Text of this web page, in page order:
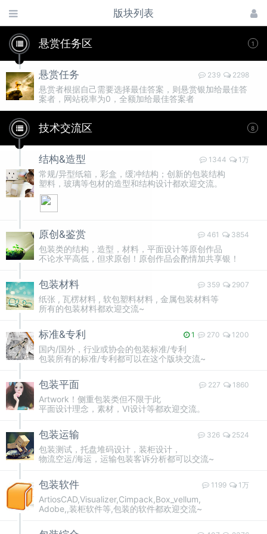
版块列表
悬赏任务区 1
悬赏任务 239 2298
悬赏者根据自己需要选择最佳答案，则悬赏银加给最佳答
案者，网站税率为0，全额加给最佳答案者
技术交流区 8
结构&造型 1344 1万
常规/异型纸箱，彩盒，缓冲结构；创新的包装结构
塑料，玻璃等包材的造型和结构设计都欢迎交流。
原创&鉴赏 461 3854
包装类的结构，造型，材料，平面设计等原创作品
不论水平高低，但求原创！原创作品会酌情加共享银！
包装材料 359 2907
纸张 , 瓦楞材料 , 软包塑料材料 , 金属包装材料等
所有的包装材料都欢迎交流~
标准&专利 1 270 1200
国内/国外，行业或协会的包装标准/专利
包装所有的标准/专利都可以在这个版块交流~
包装平面 227 1860
Artwork！侧重包装类但不限于此
平面设计理念，素材，VI设计等都欢迎交流。
包装运输 326 2524
包装测试，托盘堆码设计，装柜设计，
物流空运/海运，运输包装客诉分析都可以交流~
包装软件 1199 1万
ArtiosCAD,Visualizer,Cimpack,Box_vellum,
Adobe,,装柜软件等,包装的软件都欢迎交流~